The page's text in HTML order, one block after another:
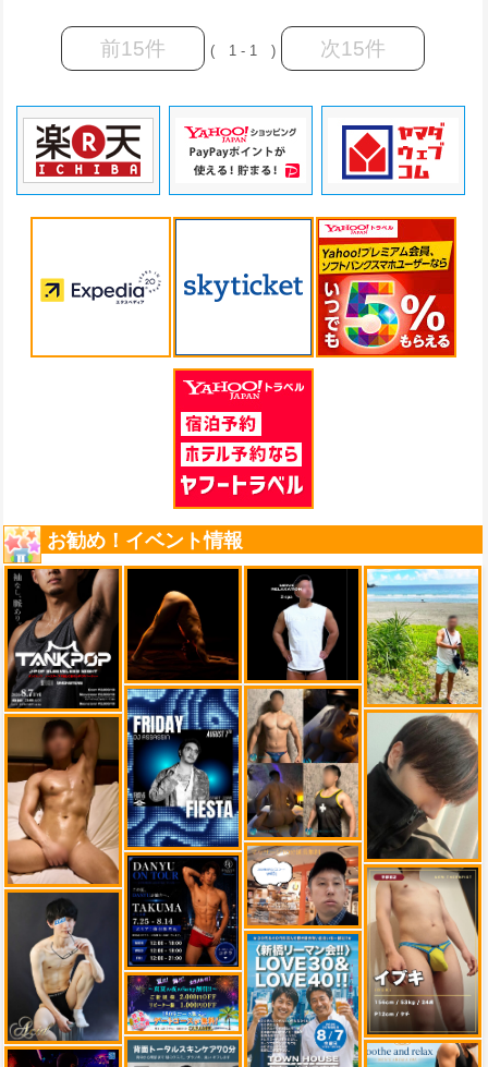
前15件 ( 1 - 1 ) 次15件
お勧め！イベント情報